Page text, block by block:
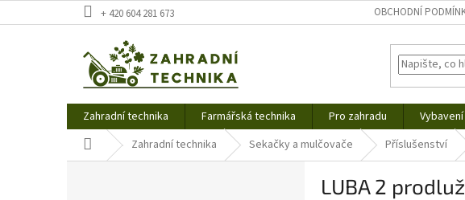
na
+ 420 604 281 673 OBCHODNÍ
Zahradní technika Farmářská technika Pro zahradu
Domů Zahradní technika Sekačky a mulčovače Příslušenství
LUBA 2